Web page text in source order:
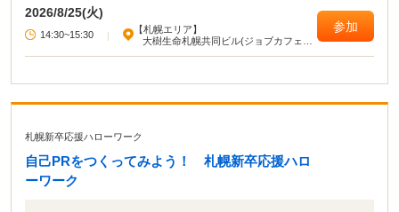
2026/8/25(火)
14:30~15:30 |
【札幌エリア】
大樹生命札幌共同ビル(ジョブカフェ北
参加
札幌新卒応援ハローワーク
自己PRをつくってみよう！ 札幌新卒応援ハロ
ーワーク